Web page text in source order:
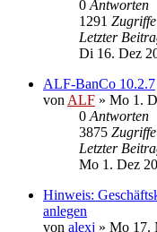
0 Antworten
1291 Zugriffe
Letzter
Di 16. Dez
ALF-BanCo 10.2.7
von ALF » Mo 1.
0 Antworten
3875 Zugriffe
Letzter
Mo 1. Dez
Hinweis:
anlegen
von alexj » Mo 17.